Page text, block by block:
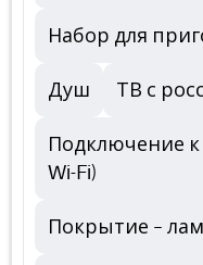
Набор для
Душ ТВ с
Подключение к
Wi-Fi)
Покрытие –